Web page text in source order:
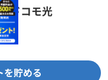
×ドコモ光
を貯める